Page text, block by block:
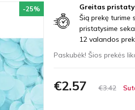
-25%
Greitas
Šią prekę turime
pristatysime
12 valandos
Paskubėk! Šios prekės
€2 57 €342